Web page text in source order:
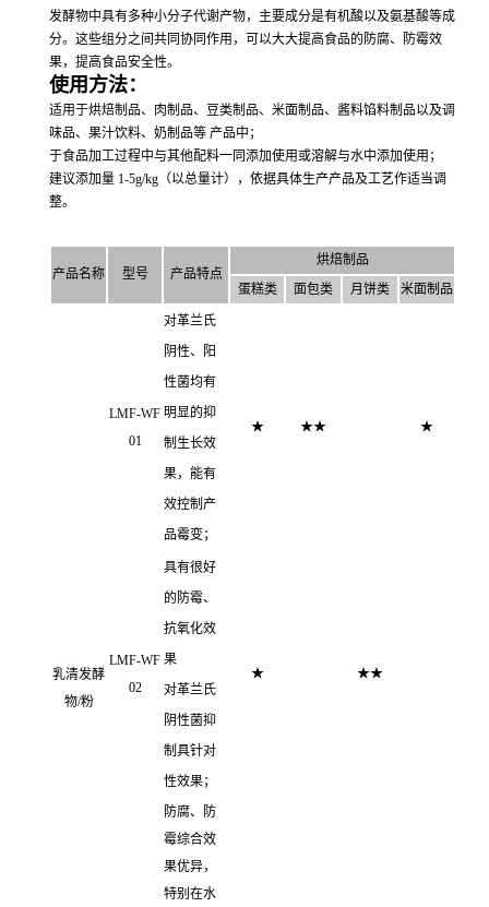
发酵物中具有多种小分子代谢产物，主要成分是有机酸以及氨基酸等成
分。这些组分之间共同协同作用，可以大大提高食品的防腐、防霉效
果，提高食品安全性。
使用方法：
适用于烘焙制品、肉制品、豆类制品、米面制品、酱料馅料制品以及调
味品、果汁饮料、奶制品等 产品中；
于食品加工过程中与其他配料一同添加使用或溶解与水中添加使用；
建议添加量 1-5g/kg（以总量计），依据具体生产产品及工艺作适当调
整。
产品名称 型号 产品特点
烘焙制品
蛋糕类
面包类 月饼类 米面制品
乳清发酵
物/粉
LMF-WF
01
对革兰氏
阴性、阳
性菌均有
明显的抑
制生长效
果，能有
效控制产
品霉变；
★ ★★ ★
LMF-WF
02
具有很好
的防霉、
抗氧化效
果
对革兰氏
阴性菌抑
制具针对
性效果；
★ ★★
防腐、防
霉综合效
果优异，
特别在水